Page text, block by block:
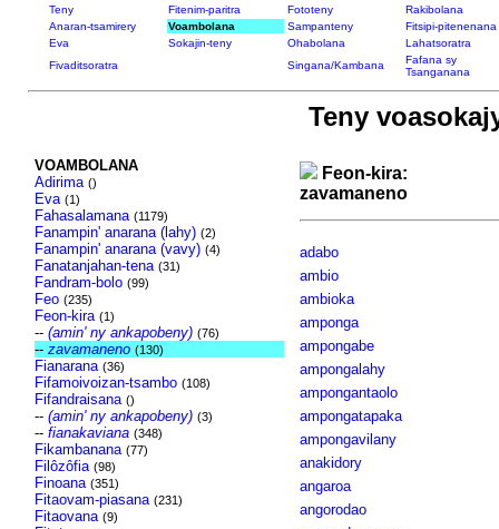
Teny Fitenim-paritra Fototeny
Rakibolana
Anaran-tsamirery
Voambolana Sampanteny
Fitsipi-pitenenana
Eva
Sokajin-teny Ohabolana
Lahatsoratra
Fivaditsoratra
Singana/Kambana
Fafana sy
Tsanganana
Teny
VOAMBOLANA
Adirima ()
Eva (1)
Fahasalamana (1179)
Fanampin' anarana (lahy) (2)
Fanampin' anarana (vavy) (4)
Fanatanjahan-tena (31)
Fandram-bolo (99)
Feo (235)
Feon-kira (1)
-- (amin' ny ankapobeny) (76)
-- zavamaneno (130)
Fianarana (36)
Fifamoivoizan-tsambo (108)
Fifandraisana ()
-- (amin' ny ankapobeny) (3)
-- fianakaviana (348)
Fikambanana (77)
Filôzôfia (98)
Finoana (351)
Fitaovam-piasana (231)
Fitaovana (9)
Feon-kira:
zavamaneno
adabo
ambio
ambioka
amponga
ampongabe
ampongalahy
ampongantaolo
ampongatapaka
ampongavilany
anakidory
angaroa
angorodao